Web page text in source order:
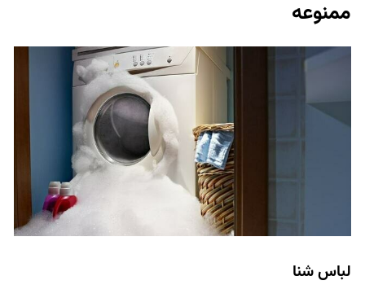
ممنوعه
لباس شنا